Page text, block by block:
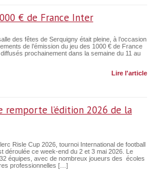
€ de France Inter
des fêtes de Serquigny était pleine, à l’occasion
de l’émission du jeu des 1000 € de France
prochainement dans la semaine du 11 au
Lire l'article
remporte l’édition 2026 de la
Risle Cup 2026, tournoi International de football
déroulée ce week-end du 2 et 3 mai 2026. Le
équipes, avec de nombreux joueurs des écoles
professionnelles […]